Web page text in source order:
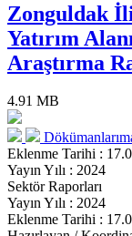
Zonguldak
Yatırım
Araştırma
4.91 MB
Eklenme Tarihi :
Yayın Yılı : 2024
Sektör Raporları
Yayın Yılı : 2024
Eklenme Tarihi :